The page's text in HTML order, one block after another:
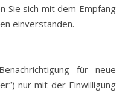
Sie sich mit dem Empfang
einverstanden.
für neue
nur mit der Einwilligung